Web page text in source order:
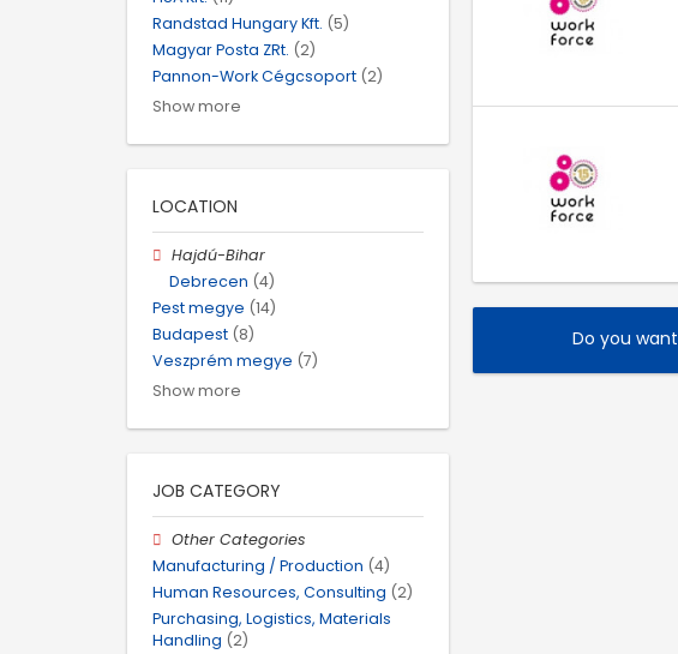
Do you
Randstad Hungary Kft. (5)
Magyar Posta ZRt. (2)
Pannon-Work Cégcsoport (2)
Show more
LOCATION
Hajdú-Bihar
Debrecen (4)
Pest megye (14)
Budapest (8)
Veszprém megye (7)
Show more
JOB CATEGORY
Other Categories
Manufacturing / Production (4)
Human Resources, Consulting (2)
Purchasing, Logistics, Materials
Handling (2)